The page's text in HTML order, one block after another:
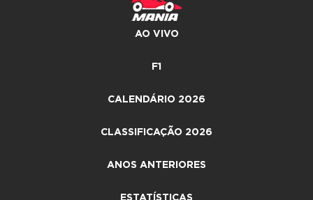
AO VIVO
F1
CALENDÁRIO 2026
CLASSIFICAÇÃO 2026
ANOS ANTERIORES
ESTATÍSTICAS